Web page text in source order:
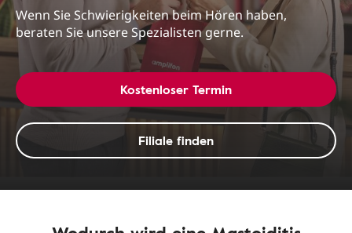
Wenn Sie Schwierigkeiten beim Hören haben,
beraten Sie unsere Spezialisten gerne.
Kostenloser Termin
Filiale finden